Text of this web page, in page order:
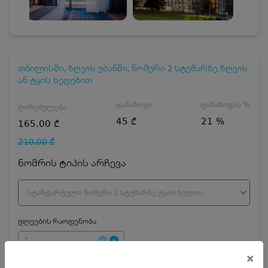
×
თბილისში, ზღვის უბანში, ნომერი 2 სტუმარზე ზღვის
ან ტყის ხედებით
ღირებულება
165.00 ₾
210.00 ₾
დანაზოგი
45 ₾
დანაზოგის %
21 %
ნომრის ტიპის არჩევა
სტანდარტული ნომერი 2 სტუმარზე ტყის ხედით
დღეების რაოდენობა